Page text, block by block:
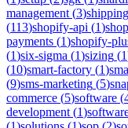
management (3)shipping
(113)shopify-api (1)
payments (1)shopify-
(1)six-sigma (1)sizing (1
(10)smart-factory (1)
(9)sms-marketing (5)
commerce (5)software (
development (1)